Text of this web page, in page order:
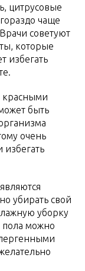
цитрусовые
чаще
советуют
которые
избегать
красными
быть
очень
убирать свой
уборку
пола можно